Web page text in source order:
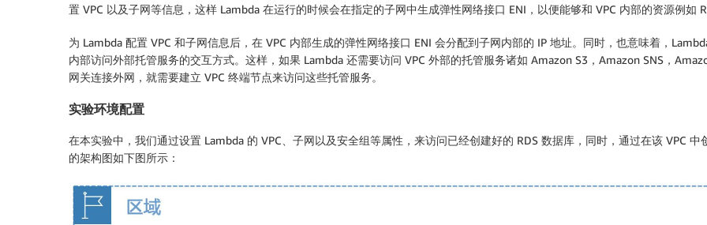
置 VPC 以及子网等信息，这样 Lambda 在运行的时候会在指定的子网中生成弹性网络接口 ENI，以便能够和 VPC 内部的资源例如
为 Lambda 配置 VPC 和子网信息后，在 VPC 内部生成的弹性网络接口 ENI 会分配到子网内部的 IP 地址。同时，也意味着，
内部访问外部托管服务的交互方式。这样，如果 Lambda 还需要访问 VPC 外部的托管服务诸如 Amazon S3，Amazon SNS，
网关连接外网，就需要建立 VPC 终端节点来访问这些托管服务。
实验环境配置
在本实验中，我们通过设置 Lambda 的 VPC、子网以及安全组等属性，来访问已经创建好的 RDS 数据库，同时，通过在该 VPC
的架构图如下图所示：